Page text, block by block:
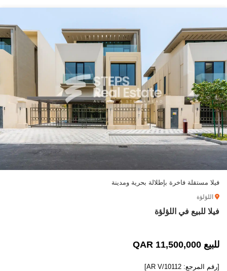
فيلا مستقلة فاخرة بإطلالة بحرية ومدينة
اللؤلؤة
فيلا للبيع في اللؤلؤة
للبيع 11,500,000 QAR
[رقم المرجع: AR V/10112]